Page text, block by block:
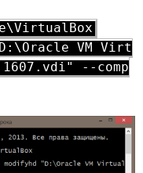
VM Virt
1607.vdi" --comp